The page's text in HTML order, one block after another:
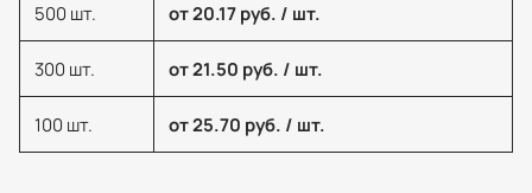
500 шт. от 20.17 руб. / шт.
300 шт. от 21.50 руб. / шт.
100 шт. от 25.70 руб. / шт.